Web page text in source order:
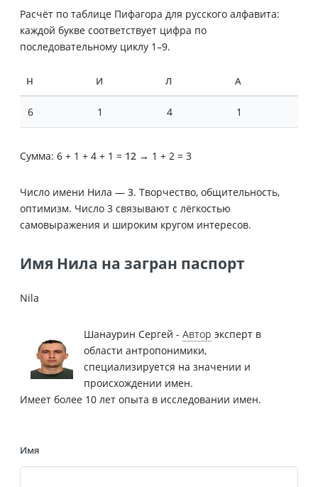
Расчёт по таблице Пифагора для русского алфавита:
каждой букве соответствует цифра по
последовательному циклу 1–9.
Н И Л А
6 1 4 1
Сумма: 6 + 1 + 4 + 1 = 12 → 1 + 2 = 3
Число имени Нила — 3. Творчество, общительность,
оптимизм. Число 3 связывают с лёгкостью
самовыражения и широким кругом интересов.
Имя Нила на загран паспорт
Nila
Шанаурин Сергей - Автор эксперт в
области антропонимики,
специализируется на значении и
происхождении имен.
Имеет более 10 лет опыта в исследовании имен.
Имя